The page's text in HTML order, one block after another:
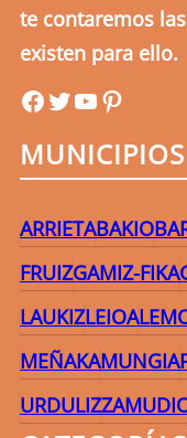
te contaremos
existen para ello.
uribefmuribefmYouTube Pinterest
MUNICIPIOS
ARRIETABAKIO
FRUIZGAMIZ-FIKA
LAUKIZLEIOA
MEÑAKAMUNGIA
URDULIZ